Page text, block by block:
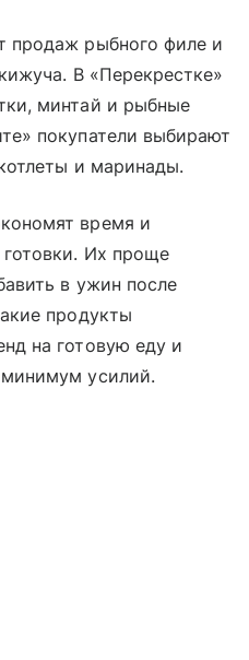
продаж рыбного филе и
В «Перекрестке»
минтай и рыбные
покупатели выбирают
и маринады.
время и
Их проще
в ужин после
продукты
на готовую еду и
усилий.